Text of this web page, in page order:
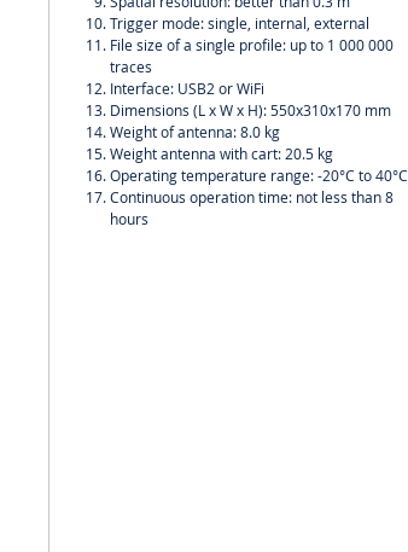
Trigger mode: single, internal, external
File size of a single profile: up to 1 000 000
traces
Interface: USB2 or WiFi
Dimensions (L x W x H): 550x310x170 mm
Weight of antenna: 8.0 kg
Weight antenna with cart: 20.5 kg
Operating temperature range: -20°C to 40°C
Continuous operation time: not less than 8
hours